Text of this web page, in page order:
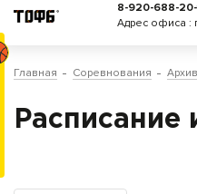
8-920-688-20-
Адрес офиса :
Главная Соревнования
Расписание